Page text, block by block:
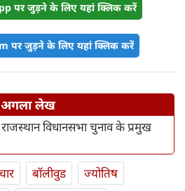
पर जुड़ने के लिए यहां क्लिक करें
पर जुड़ने के लिए यहां क्लिक करें
अगला लेख
विधानसभा चुनाव के प्रमुख
बॉलीवुड
ज्योतिष